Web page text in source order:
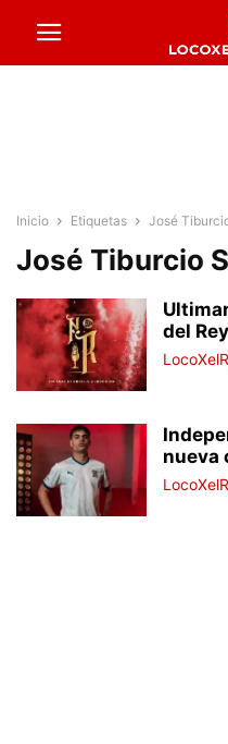
Inicio Etiquetas José
José Tiburcio
del Rey
nueva